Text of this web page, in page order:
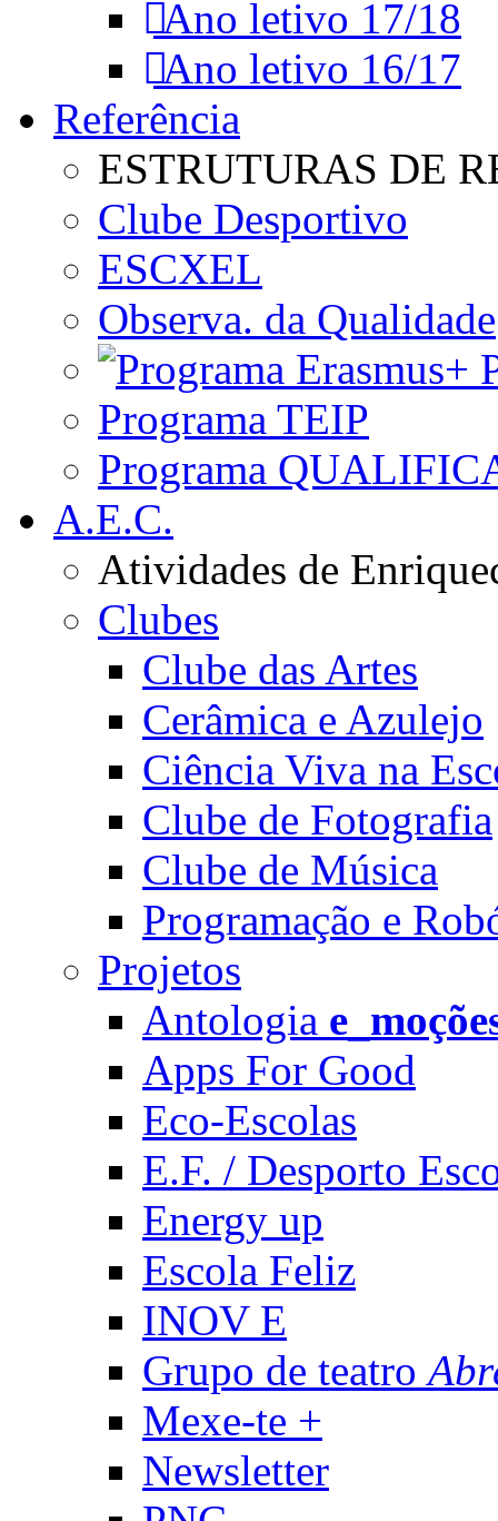
Ano letivo 17/18
Ano letivo 16/17
Referência
ESTRUTURAS DE
Clube Desportivo
ESCXEL
Observa. da Qualidade
Programa TEIP
Programa
A.E.C.
Atividades de
Clubes
Clube das Artes
Cerâmica e Azulejo
Ciência Viva na
Clube de Fotografia
Clube de Música
Programação e
Projetos
Antologia
Apps For Good
Eco-Escolas
E.F. / Desporto
Energy up
Escola Feliz
INOV E
Grupo de teatro
Mexe-te +
Newsletter